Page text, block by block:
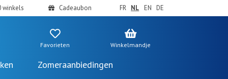
winkels Cadeaubon FR NL EN DE
Favorieten Winkelmandje
Zomeraanbiedingen